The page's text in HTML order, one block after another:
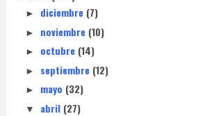
► diciembre (7)
► noviembre (10)
► octubre (14)
► septiembre (12)
► mayo (32)
▼ abril (27)